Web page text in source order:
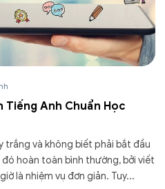
Tiếng Anh Chuẩn Học
và không biết phải bắt đầu
hoàn toàn bình thường, bởi viết
là nhiệm vụ đơn giản. Tuy...